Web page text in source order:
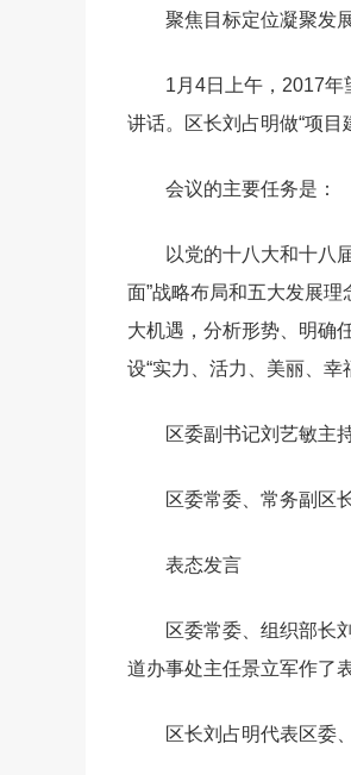
聚焦目标定位凝聚发
1月4日上午，2017年
讲话。区长刘占明做“项目
会议的主要任务是：
以党的十八大和十八
面”战略布局和五大发展
大机遇，分析形势、明确
设“实力、活力、美丽、幸
区委副书记刘艺敏主
区委常委、常务副区
表态发言
区委常委、组织部长
道办事处主任景立军作了
区长刘占明代表区委